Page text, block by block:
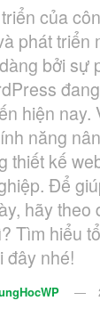
của
phát triển
bởi sự
hiện nay.
năng
thiết kế
Để
hãy theo
Tìm hiểu
đây nhé!